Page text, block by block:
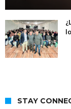
STAY